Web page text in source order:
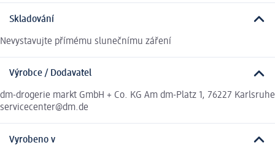
Skladování
Nevystavujte přímému slunečnímu záření
Výrobce / Dodavatel
dm-drogerie markt GmbH + Co. KG Am dm-Platz 1, 76227 Karlsruhe
servicecenter@dm.de
Vyrobeno v